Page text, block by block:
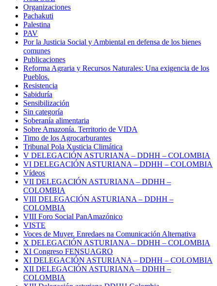
Organizaciones
Pachakuti
Palestina
PAV
Por la Justicia Social y Ambiental en defensa de los bienes
comunes
Publicaciones
Reforma Agraria y Recursos Naturales: Una exigencia de los
Pueblos.
Resistencia
Sabiduría
Sensibilización
Sin categoría
Soberanía alimentaria
Sobre Amazonía. Territorio de VIDA
Timo de los Agrocarburantes
Tribunal Pola Xusticia Climática
V DELEGACIÓN ASTURIANA – DDHH – COLOMBIA
VI DELEGACIÓN ASTURIANA – DDHH – COLOMBIA
Vídeos
VII DELEGACIÓN ASTURIANA – DDHH –
COLOMBIA
VIII DELEGACIÓN ASTURIANA – DDHH –
COLOMBIA
VIII Foro Social PanAmazónico
VISTE
Voces de Muyer. Enredaes na Comunicación Alternativa
X DELEGACIÓN ASTURIANA – DDHH – COLOMBIA
XI Congreso FENSUAGRO
XI DELEGACIÓN ASTURIANA – DDHH – COLOMBIA
XII DELEGACIÓN ASTURIANA – DDHH –
COLOMBIA